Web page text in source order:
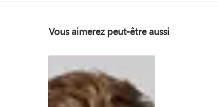
Vous aimerez peut-être aussi